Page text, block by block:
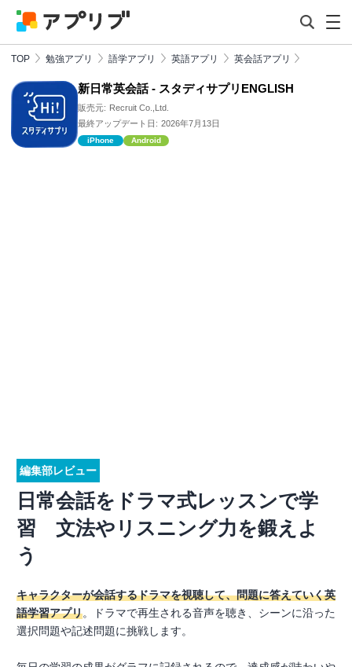
TOP 勉強アプリ 語学アプリ 英語アプリ 英会話アプリ
新日常英会話 - スタディサプリENGLISH
販売元: Recruit Co.,Ltd.
最終アップデート日: 2026年7月13日
iPhone Android
編集部レビュー
日常会話をドラマ式レッスンで学
習 文法やリスニング力を鍛えよ
う
キャラクターが会話するドラマを視聴して、問題に答えていく英
語学習アプリ。ドラマで再生される音声を聴き、シーンに沿った
選択問題や記述問題に挑戦します。